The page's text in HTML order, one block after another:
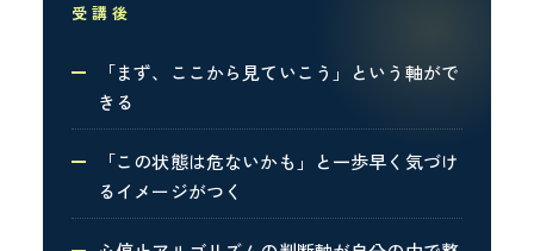
受講後
「まず、ここから見ていこう」という軸がで
きる
「この状態は危ないかも」と一歩早く気づけ
るイメージがつく